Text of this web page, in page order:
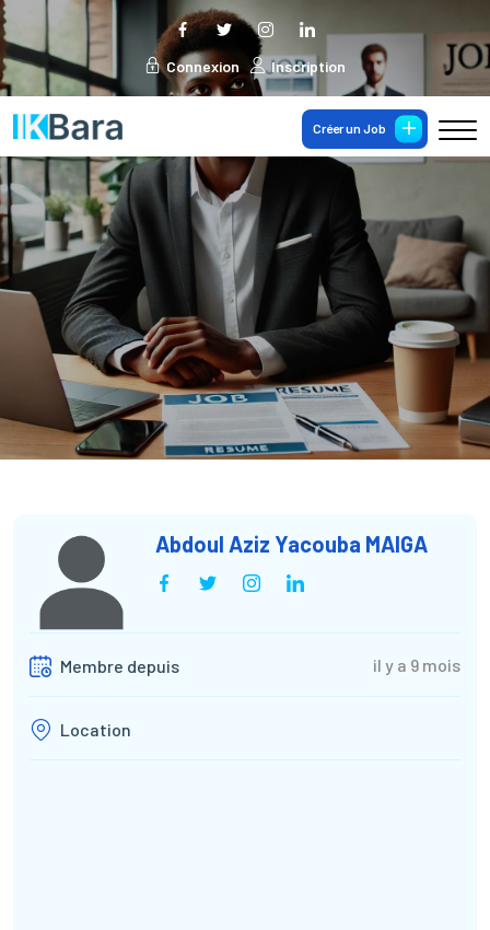
Connexion Inscription
Créer un Job
Abdoul Aziz Yacouba MAIGA
Membre depuis il y a 9 mois
Location